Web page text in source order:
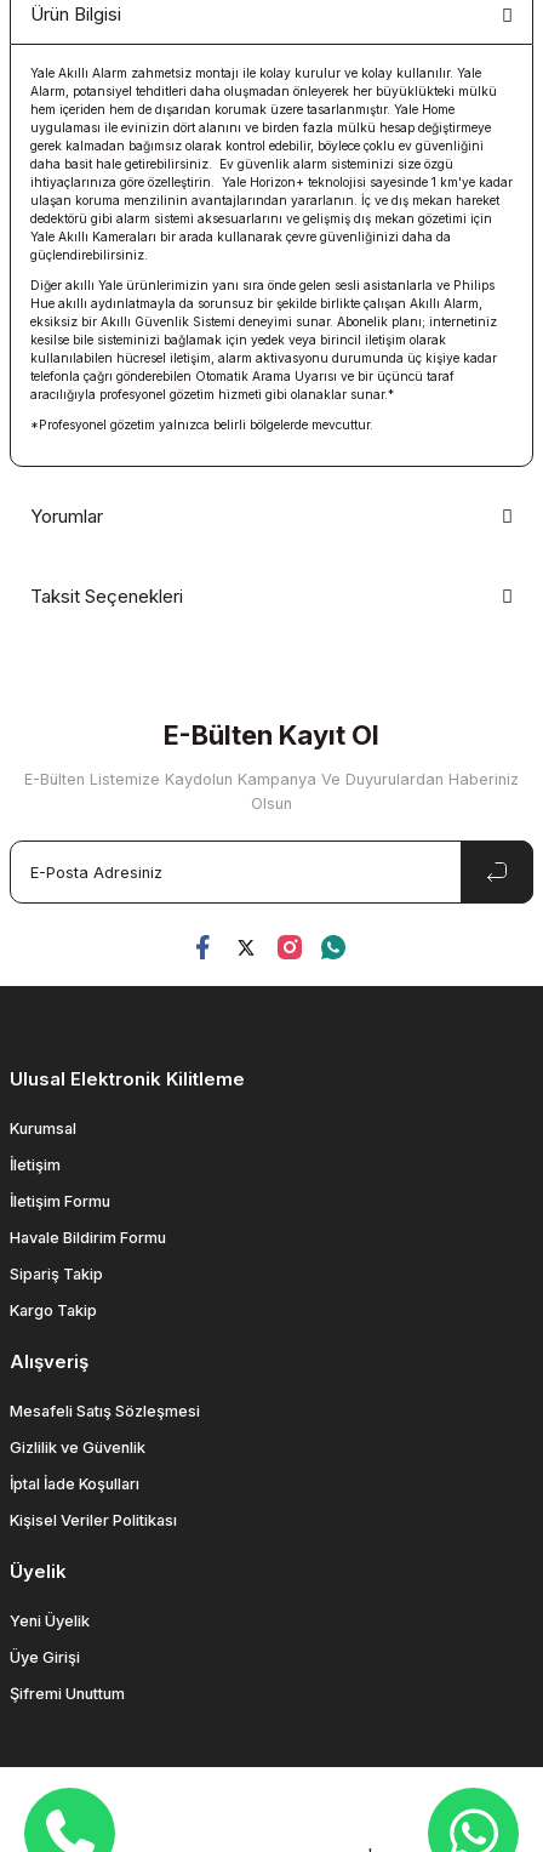
Ürün Bilgisi
Yale Akıllı Alarm zahmetsiz montajı ile kolay kurulur ve kolay kullanılır. Yale
Alarm, potansiyel tehditleri daha oluşmadan önleyerek her büyüklükteki mülkü
hem içeriden hem de dışarıdan korumak üzere tasarlanmıştır. Yale Home
uygulaması ile evinizin dört alanını ve birden fazla mülkü hesap değiştirmeye
gerek kalmadan bağımsız olarak kontrol edebilir, böylece çoklu ev güvenliğini
daha basit hale getirebilirsiniz. Ev güvenlik alarm sisteminizi size özgü
ihtiyaçlarınıza göre özelleştirin. Yale Horizon+ teknolojisi sayesinde 1 km'ye kadar
ulaşan koruma menzilinin avantajlarından yararlanın. İç ve dış mekan hareket
dedektörü gibi alarm sistemi aksesuarlarını ve gelişmiş dış mekan gözetimi için
Yale Akıllı Kameraları bir arada kullanarak çevre güvenliğinizi daha da
güçlendirebilirsiniz.
Diğer akıllı Yale ürünlerimizin yanı sıra önde gelen sesli asistanlarla ve Philips
Hue akıllı aydınlatmayla da sorunsuz bir şekilde birlikte çalışan Akıllı Alarm,
eksiksiz bir Akıllı Güvenlik Sistemi deneyimi sunar. Abonelik planı; internetiniz
kesilse bile sisteminizi bağlamak için yedek veya birincil iletişim olarak
kullanılabilen hücresel iletişim, alarm aktivasyonu durumunda üç kişiye kadar
telefonla çağrı gönderebilen Otomatik Arama Uyarısı ve bir üçüncü taraf
aracılığıyla profesyonel gözetim hizmeti gibi olanaklar sunar.*
*Profesyonel gözetim yalnızca belirli bölgelerde mevcuttur.
Yorumlar
Taksit Seçenekleri
E-Bülten Kayıt Ol
E-Bülten Listemize Kaydolun Kampanya Ve Duyurulardan Haberiniz
Olsun
Ulusal Elektronik Kilitleme
Kurumsal
İletişim
İletişim Formu
Havale Bildirim Formu
Sipariş Takip
Kargo Takip
Alışveriş
Mesafeli Satış Sözleşmesi
Gizlilik ve Güvenlik
İptal İade Koşulları
Kişisel Veriler Politikası
Üyelik
Yeni Üyelik
Üye Girişi
Şifremi Unuttum